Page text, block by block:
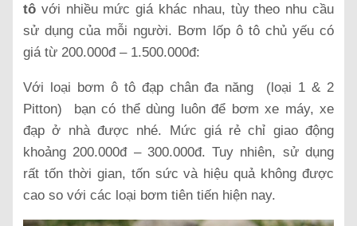
tô với nhiều mức giá khác nhau, tùy theo nhu cầu
sử dụng của mỗi người. Bơm lốp ô tô chủ yếu có
giá từ 200.000đ – 1.500.000đ:
Với loại bơm ô tô đạp chânđa năng (loại 1 & 2
Pitton)
bạn có thể dùng luôn để bơm xe máy, xe
đạp ở nhà được nhé. Mức giá rẻ chỉ giao động
khoảng 200.000đ – 300.000đ. Tuy nhiên, sử dụng
rất tốn thời gian, tốn sức và hiệu quả không được
cao so với các loại bơm tiên tiến hiện nay.